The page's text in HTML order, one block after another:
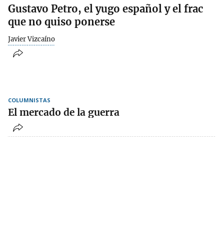
Gustavo Petro, el yugo español y el frac
que no quiso ponerse
Javier Vizcaíno
COLUMNISTAS
El mercado de la guerra